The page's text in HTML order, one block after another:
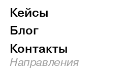
Кейсы
Блог
Контакты
Направления